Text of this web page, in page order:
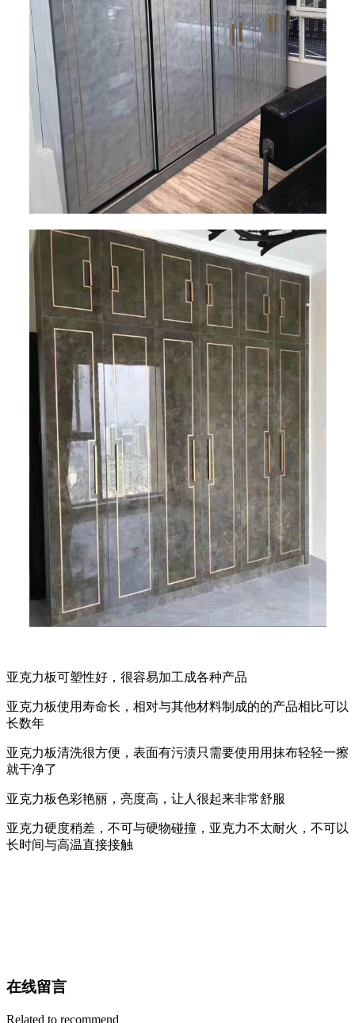
亚克力板可塑性好，很容易加工成各种产品
亚克力板使用寿命长，相对与其他材料制成的的产品相比可以
长数年
亚克力板清洗很方便，表面有污渍只需要使用用抹布轻轻一擦
就干净了
亚克力板色彩艳丽，亮度高，让人很起来非常舒服
亚克力硬度稍差，不可与硬物碰撞，亚克力不太耐火，不可以
长时间与高温直接接触
在线留言
Related to recommend